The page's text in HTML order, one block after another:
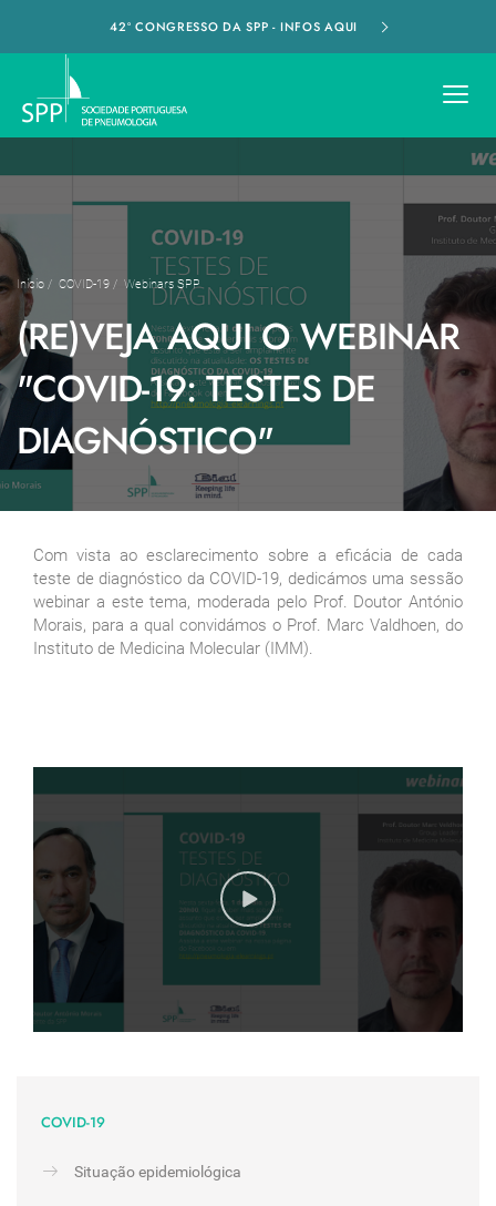
42º CONGRESSO DA SPP - INFOS AQUI
Início / COVID-19 / Webinars SPP
(RE)VEJA AQUI O WEBINAR
"COVID-19: TESTES DE
DIAGNÓSTICO"
COVID-19
Situação epidemiológica
Com vista ao esclarecimento sobre a eficácia de cada
teste de diagnóstico da COVID-19, dedicámos uma sessão
webinar a este tema, moderada pelo Prof. Doutor António
Morais, para a qual convidámos o Prof. Marc Valdhoen, do
Instituto de Medicina Molecular (IMM).